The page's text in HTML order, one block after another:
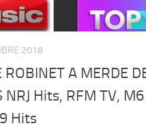
2018
ROBINET A MERDE
NRJ Hits, RFM TV,
Hits